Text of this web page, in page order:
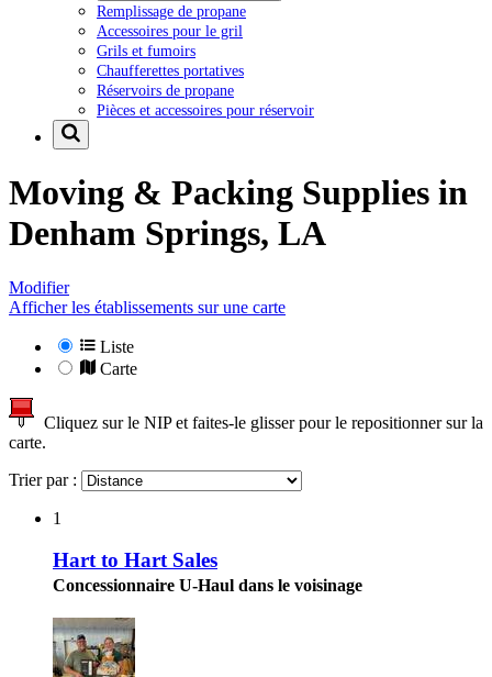
Remplissage de propane
Accessoires pour le gril
Grils et fumoirs
Chaufferettes portatives
Réservoirs de propane
Pièces et accessoires pour réservoir
Moving & Packing Supplies in
Denham Springs, LA
Modifier
Afficher les établissements sur une carte
Liste
Carte
Cliquez sur le NIP et faites-le glisser pour le repositionner sur la
carte.
Trier par :
1
Hart to Hart Sales
Concessionnaire U-Haul dans le voisinage